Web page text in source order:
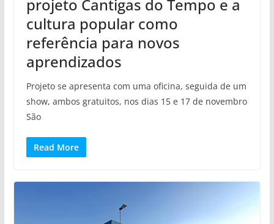
projeto Cantigas do Tempo e a
cultura popular como
referência para novos
aprendizados
Projeto se apresenta com uma oficina, seguida de um
show, ambos gratuitos, nos dias 15 e 17 de novembro
São
Read More